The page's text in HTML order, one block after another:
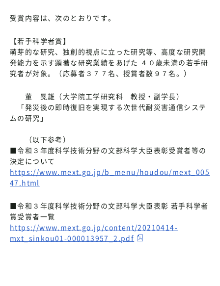
受賞内容は、次のとおりです。
【若手科学者賞】
萌芽的な研究、独創的視点に立った研究等、高度な研究開
発能力を示す顕著な研究業績をあげた ４０歳未満の若手研
究者が対象。（応募者３７７名、授賞者数９７名。）
董 冕雄（大学院工学研究科 教授・副学長）
「発災後の即時復旧を実現する次世代耐災害通信システ
ムの研究」
（以下参考）
■令和３年度科学技術分野の文部科学大臣表彰受賞者等の
決定について
https://www.mext.go.jp/b_menu/houdou/mext_005
47.html
■令和３年度科学技術分野の文部科学大臣表彰 若手科学者
賞受賞者一覧
https://www.mext.go.jp/content/20210414-
mxt_sinkou01-000013957_2.pdf